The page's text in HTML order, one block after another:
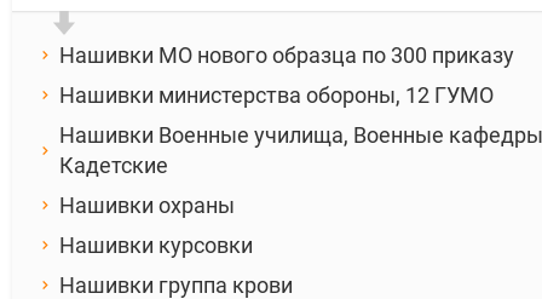
Нашивки МО нового образца по 300 приказу
Нашивки министерства обороны, 12 ГУМО
Нашивки Военные училища, Военные
Кадетские
Нашивки охраны
Нашивки курсовки
Нашивки группа крови